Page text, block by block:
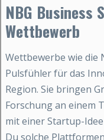
NBG Business
Wettbewerb
Wettbewerbe wie die
Pulsfühler für das
Region. Sie bringen
Forschung an einem
mit einer Startup-
Du solche